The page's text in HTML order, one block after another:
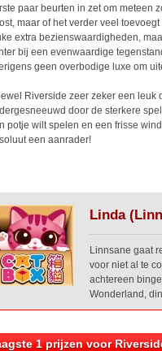
paar beurten in zet om meteen
maar of het verder veel
extra bezienswaardigheden,
bij een evenwaardige
geen overbodige luxe om
Riverside zeer zeker een leuk
door de sterkere
potje wilt spelen en een frisse
een aanrader!
Linda
Linnsane gaat
voor niet al te
achtereen
Wonderland,
1 prijzen voor